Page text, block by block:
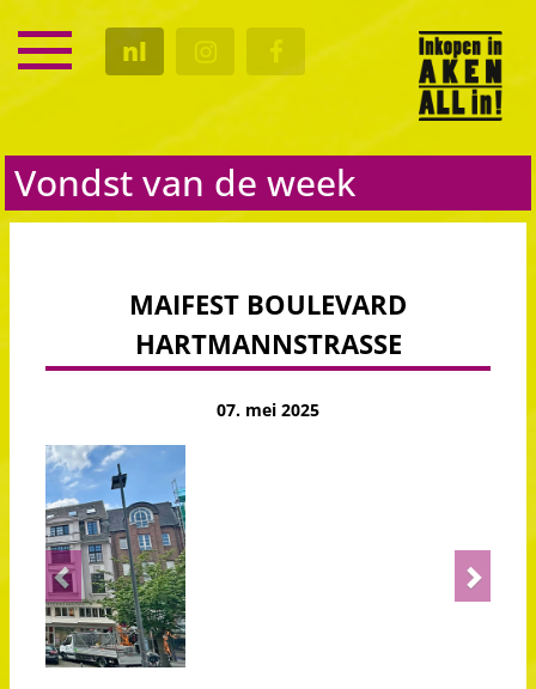
nl
SERVICE
KALENDER
Vondst van de week
MAIFEST BOULEVARD
HARTMANNSTRASSE
07. mei 2025
Previous Next